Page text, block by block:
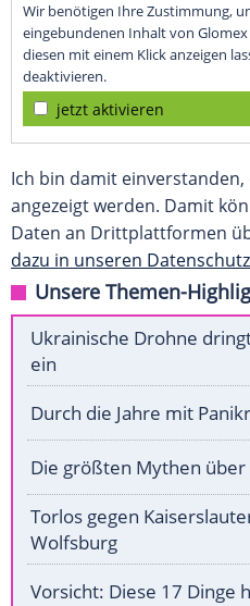
Wir benötigen Ihre Zustimmung,
eingebundenen Inhalt von
diesen mit einem Klick anzeigen
deaktivieren.
jetzt aktivieren
Ich bin damit
angezeigt werden. Damit
Daten an Drittplattformen
dazu in unseren
Unsere Themen-
Ukrainische Drohne
ein
Durch die Jahre mit
Die größten Mythen
Torlos gegen
Wolfsburg
Vorsicht: Diese 17 Dinge